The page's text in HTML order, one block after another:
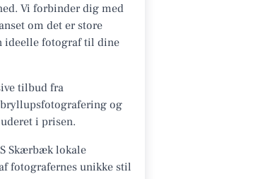
Vi forbinder dig med
om det er store
ideelle fotograf til dine
tilbud fra
og
i prisen.
Skærbæk lokale
fotografernes unikke stil